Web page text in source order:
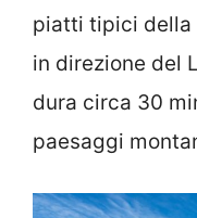
piatti tipici della
in direzione del
dura circa 30
paesaggi